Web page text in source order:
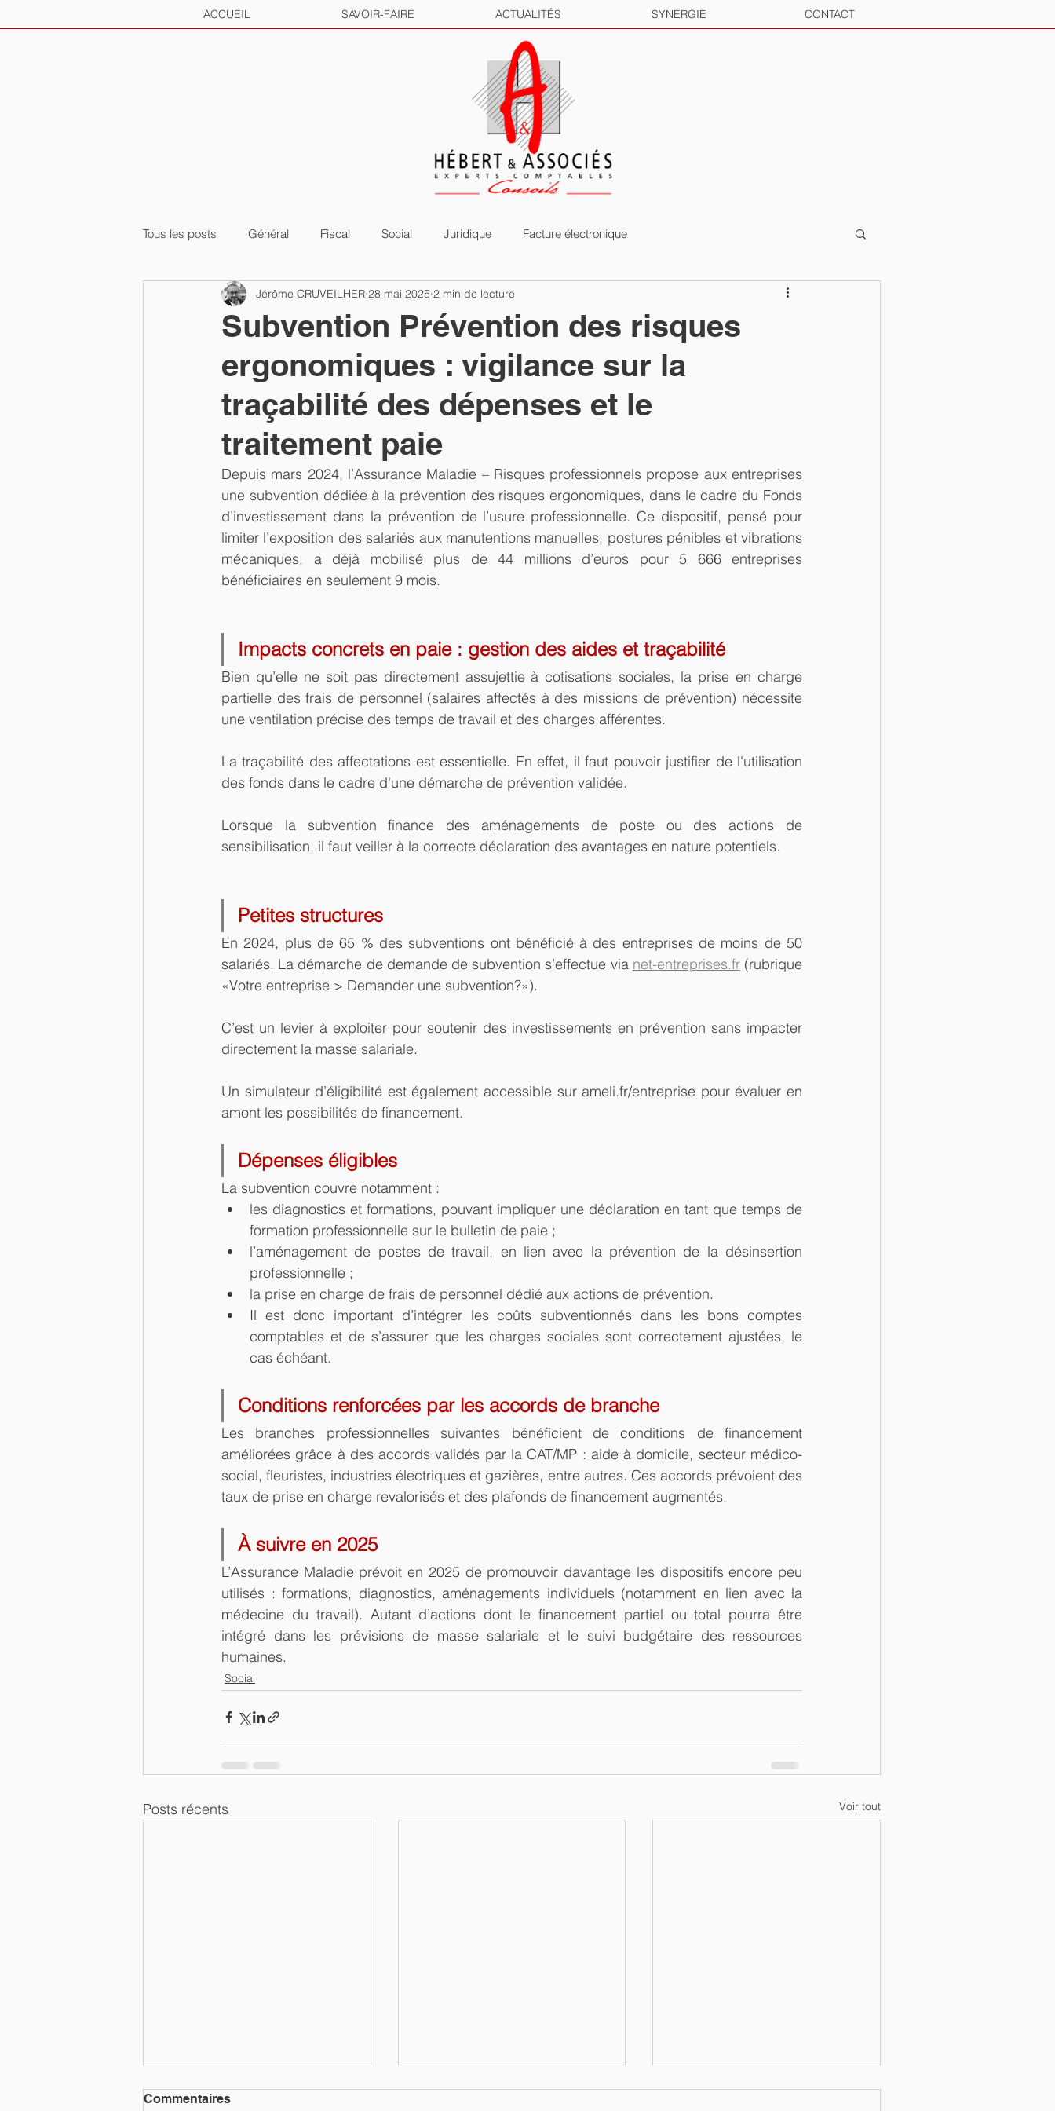
ACCUEIL SAVOIR-FAIRE ACTUALITÉS SYNERGIE CONTACT
Tous les posts Général Fiscal Social Juridique Facture électronique
Subvention Prévention des risques
ergonomiques : vigilance sur la
traçabilité des dépenses et le
traitement paie
Jérôme CRUVEILHER 28 mai 2025 2 min de lecture
Depuis mars 2024, l’Assurance Maladie – Risques professionnels propose aux entreprises
une subvention dédiée à la prévention des risques ergonomiques, dans le cadre du Fonds
d’investissement dans la prévention de l’usure professionnelle. Ce dispositif, pensé pour
limiter l’exposition des salariés aux manutentions manuelles, postures pénibles et vibrations
mécaniques, a déjà mobilisé plus de 44 millions d’euros pour 5 666 entreprises
bénéficiaires en seulement 9 mois.
Impacts concrets en paie : gestion des aides et traçabilité
Bien qu’elle ne soit pas directement assujettie à cotisations sociales, la prise en charge
partielle des frais de personnel (salaires affectés à des missions de prévention) nécessite
une ventilation précise des temps de travail et des charges afférentes.
La traçabilité des affectations est essentielle. En effet, il faut pouvoir justifier de l'utilisation
des fonds dans le cadre d'une démarche de prévention validée.
Lorsque la subvention finance des aménagements de poste ou des actions de
sensibilisation, il faut veiller à la correcte déclaration des avantages en nature potentiels.
Petites structures
En 2024, plus de 65 % des subventions ont bénéficié à des entreprises de moins de 50
salariés. La démarche de demande de subvention s’effectue via net-entreprises.fr (rubrique
«Votre entreprise > Demander une subvention?»).
C’est un levier à exploiter pour soutenir des investissements en prévention sans impacter
directement la masse salariale.
Un simulateur d’éligibilité est également accessible sur ameli.fr/entreprise pour évaluer en
amont les possibilités de financement.
Dépenses éligibles
La subvention couvre notamment :
les diagnostics et formations, pouvant impliquer une déclaration en tant que temps de
formation professionnelle sur le bulletin de paie ;
l’aménagement de postes de travail, en lien avec la prévention de la désinsertion
professionnelle ;
la prise en charge de frais de personnel dédié aux actions de prévention.
Il est donc important d’intégrer les coûts subventionnés dans les bons comptes
comptables et de s’assurer que les charges sociales sont correctement ajustées, le
cas échéant.
Conditions renforcées par les accords de branche
Les branches professionnelles suivantes bénéficient de conditions de financement
améliorées grâce à des accords validés par la CAT/MP : aide à domicile, secteur médico-
social, fleuristes, industries électriques et gazières, entre autres. Ces accords prévoient des
taux de prise en charge revalorisés et des plafonds de financement augmentés.
À suivre en 2025
L’Assurance Maladie prévoit en 2025 de promouvoir davantage les dispositifs encore peu
utilisés : formations, diagnostics, aménagements individuels (notamment en lien avec la
médecine du travail). Autant d’actions dont le financement partiel ou total pourra être
intégré dans les prévisions de masse salariale et le suivi budgétaire des ressources
humaines.
Social
Posts récents Voir tout
Commentaires